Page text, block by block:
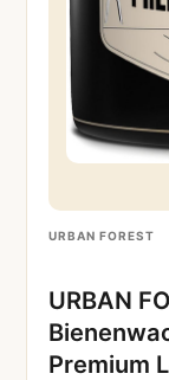
URBAN FOREST
URBAN
Premium